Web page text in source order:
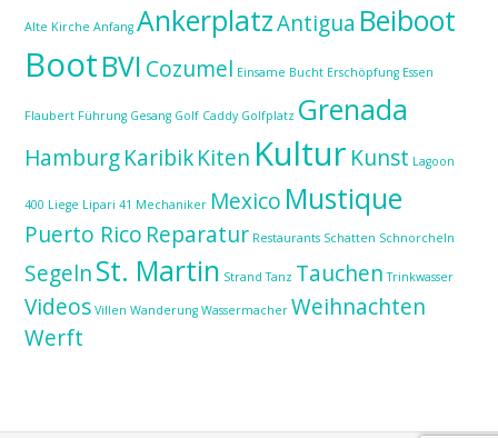
Alte Kirche Anfang AnkerplatzAntigua Beiboot
BootBVI Cozumel Einsame Bucht Erschöpfung Essen
Flaubert Führung Gesang Golf Caddy Golfplatz Grenada
HamburgKaribikKiten Kultur Kunst Lagoon
400 Liege Lipari 41 Mechaniker Mexico Mustique
Puerto Rico Reparatur Restaurants Schatten Schnorcheln
SegelnSt. Martin Strand Tanz Tauchen Trinkwasser
Videos Villen Wanderung Wassermacher Weihnachten
Werft